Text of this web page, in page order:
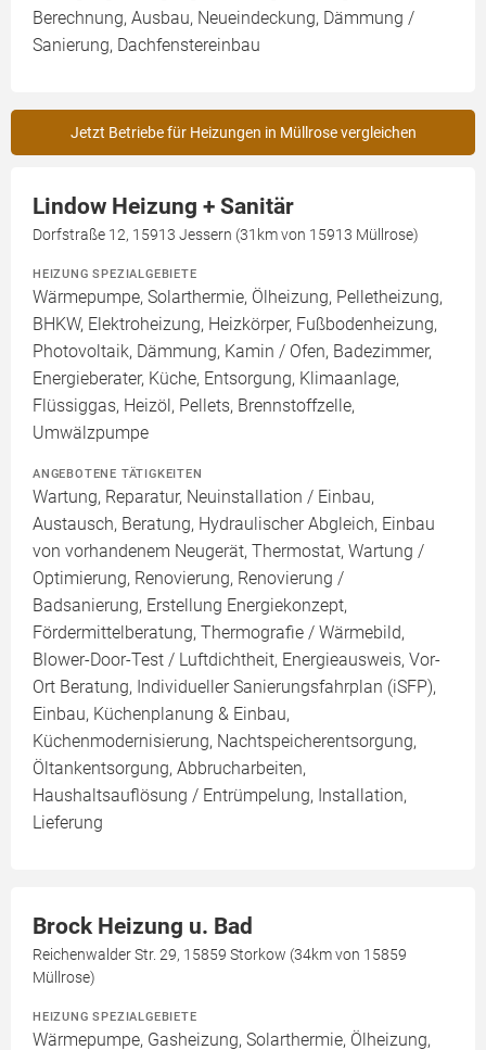
Berechnung, Ausbau, Neueindeckung, Dämmung /
Sanierung, Dachfenstereinbau
Jetzt Betriebe für Heizungen in Müllrose vergleichen
Lindow Heizung + Sanitär
Dorfstraße 12, 15913 Jessern (31km von 15913 Müllrose)
HEIZUNG SPEZIALGEBIETE
Wärmepumpe, Solarthermie, Ölheizung, Pelletheizung,
BHKW, Elektroheizung, Heizkörper, Fußbodenheizung,
Photovoltaik, Dämmung, Kamin / Ofen, Badezimmer,
Energieberater, Küche, Entsorgung, Klimaanlage,
Flüssiggas, Heizöl, Pellets, Brennstoffzelle,
Umwälzpumpe
ANGEBOTENE TÄTIGKEITEN
Wartung, Reparatur, Neuinstallation / Einbau,
Austausch, Beratung, Hydraulischer Abgleich, Einbau
von vorhandenem Neugerät, Thermostat, Wartung /
Optimierung, Renovierung, Renovierung /
Badsanierung, Erstellung Energiekonzept,
Fördermittelberatung, Thermografie / Wärmebild,
Blower-Door-Test / Luftdichtheit, Energieausweis, Vor-
Ort Beratung, Individueller Sanierungsfahrplan (iSFP),
Einbau, Küchenplanung & Einbau,
Küchenmodernisierung, Nachtspeicherentsorgung,
Öltankentsorgung, Abbrucharbeiten,
Haushaltsauflösung / Entrümpelung, Installation,
Lieferung
Brock Heizung u. Bad
Reichenwalder Str. 29, 15859 Storkow (34km von 15859
Müllrose)
HEIZUNG SPEZIALGEBIETE
Wärmepumpe, Gasheizung, Solarthermie, Ölheizung,